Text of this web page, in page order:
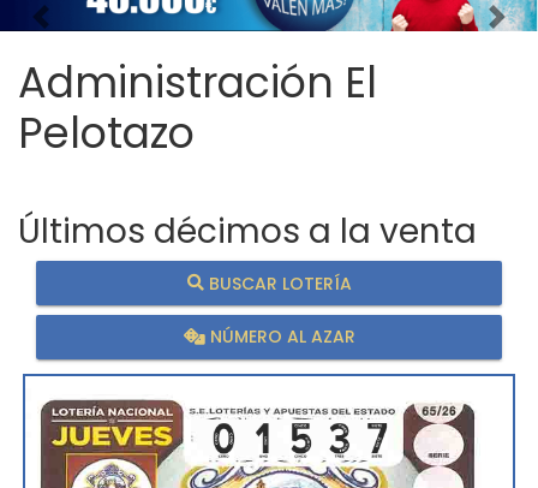
Imagen anterior
Administración El
Pelotazo
Últimos décimos a la venta
BUSCAR LOTERÍA
NÚMERO AL AZAR